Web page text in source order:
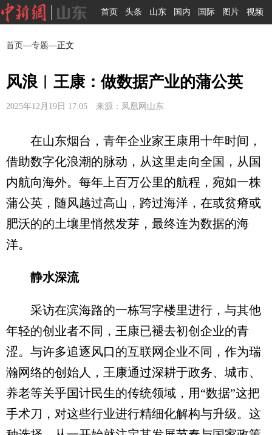
首页 头条 山东 国内 国际 图片 视频
首页—专题—正文
风浪︳王康：做数据产业的蒲公英
2025年12月19日 17:05 来源：凤凰网山东
在山东烟台，青年企业家王康用十年时间，
借助数字化浪潮的脉动，从这里走向全国，从国
内航向海外。每年上百万公里的航程，宛如一株
蒲公英，随风越过高山，跨过海洋，在或贫瘠或
肥沃的的土壤里悄然发芽，最终连为数据的海
洋。
静水深流
采访在滨海路的一栋写字楼里进行，与其他
年轻的创业者不同，王康已褪去初创企业的青
涩。与许多追逐风口的互联网企业不同，作为瑞
瀚网络的创始人，王康通过深耕于政务、城市、
养老等关乎国计民生的传统领域，用“数据”这把
手术刀，对这些行业进行精细化解构与升级。这